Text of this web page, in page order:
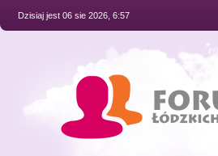
Dzisiaj jest 06 sie 2026, 6:57